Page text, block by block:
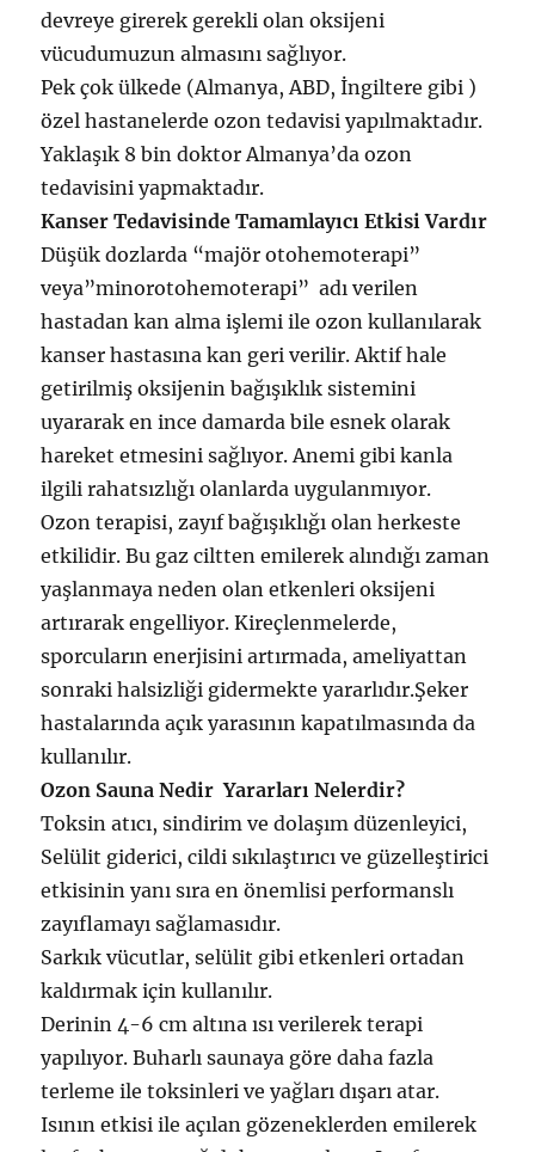
devreye girerek gerekli olan oksijeni
vücudumuzun almasını sağlıyor.
Pek çok ülkede (Almanya, ABD, İngiltere gibi )
özel hastanelerde ozon tedavisi yapılmaktadır.
Yaklaşık 8 bin doktor Almanya’da ozon
tedavisini yapmaktadır.
Kanser Tedavisinde Tamamlayıcı Etkisi Vardır
Düşük dozlarda “majör otohemoterapi”
veya”minorotohemoterapi” adı verilen
hastadan kan alma işlemi ile ozon kullanılarak
kanser hastasına kan geri verilir. Aktif hale
getirilmiş oksijenin bağışıklık sistemini
uyararak en ince damarda bile esnek olarak
hareket etmesini sağlıyor. Anemi gibi kanla
ilgili rahatsızlığı olanlarda uygulanmıyor.
Ozon terapisi, zayıf bağışıklığı olan herkeste
etkilidir. Bu gaz ciltten emilerek alındığı zaman
yaşlanmaya neden olan etkenleri oksijeni
artırarak engelliyor. Kireçlenmelerde,
sporcuların enerjisini artırmada, ameliyattan
sonraki halsizliği gidermekte yararlıdır.Şeker
hastalarında açık yarasının kapatılmasında da
kullanılır.
Ozon Sauna Nedir Yararları Nelerdir?
Toksin atıcı, sindirim ve dolaşım düzenleyici,
Selülit giderici, cildi sıkılaştırıcı ve güzelleştirici
etkisinin yanı sıra en önemlisi performanslı
zayıflamayı sağlamasıdır.
Sarkık vücutlar, selülit gibi etkenleri ortadan
kaldırmak için kullanılır.
Derinin 4-6 cm altına ısı verilerek terapi
yapılıyor. Buharlı saunaya göre daha fazla
terleme ile toksinleri ve yağları dışarı atar.
Isının etkisi ile açılan gözeneklerden emilerek